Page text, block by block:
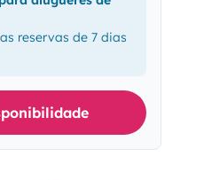
reservas de 7 dias